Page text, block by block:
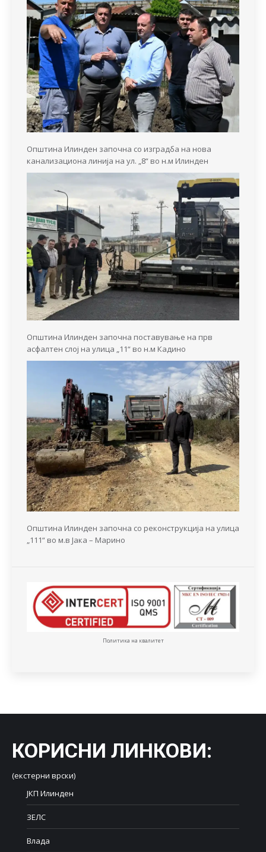
Општина Илинден започна со изградба на нова
канализациона линија на ул. „8“ во н.м Илинден
Општина Илинден започна поставување на прв
асфалтен слој на улица „11“ во н.м Кадино
Општина Илинден започна со реконструкција на улица
„111“ во м.в Јака – Марино
Политика на квалитет
КОРИСНИ ЛИНКОВИ:
(екстерни врски)
ЈКП Илинден
ЗЕЛС
Влада